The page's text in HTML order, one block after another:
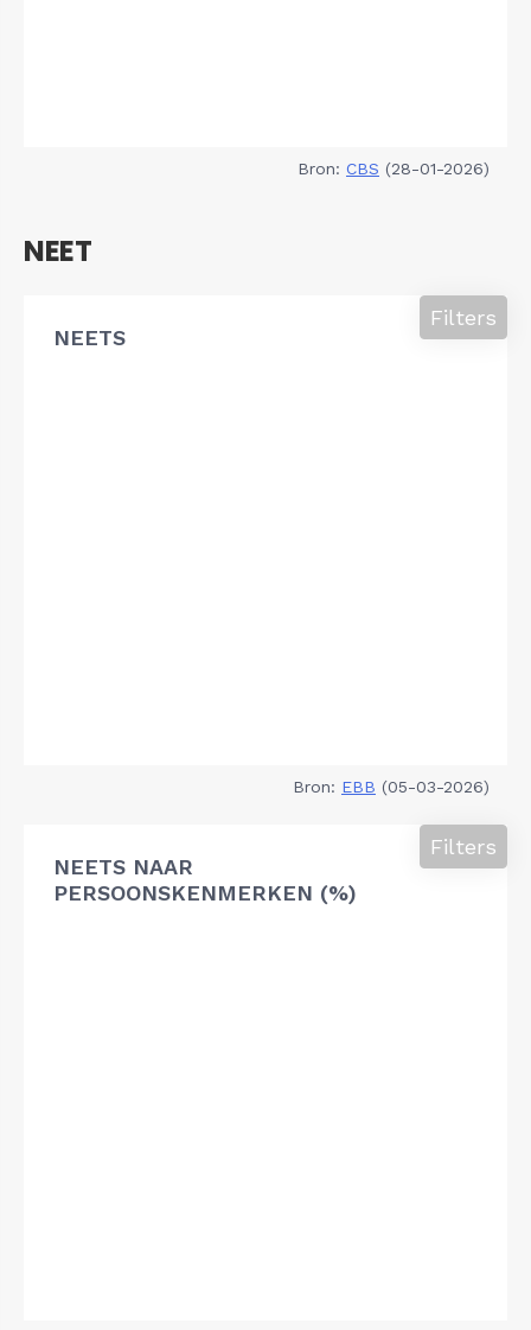
Bron: CBS (28-01-2026)
NEET
NEETS
Filters
Bron: EBB (05-03-2026)
NEETS NAAR
PERSOONSKENMERKEN (%)
Filters